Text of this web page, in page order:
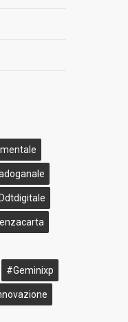
#geminixp